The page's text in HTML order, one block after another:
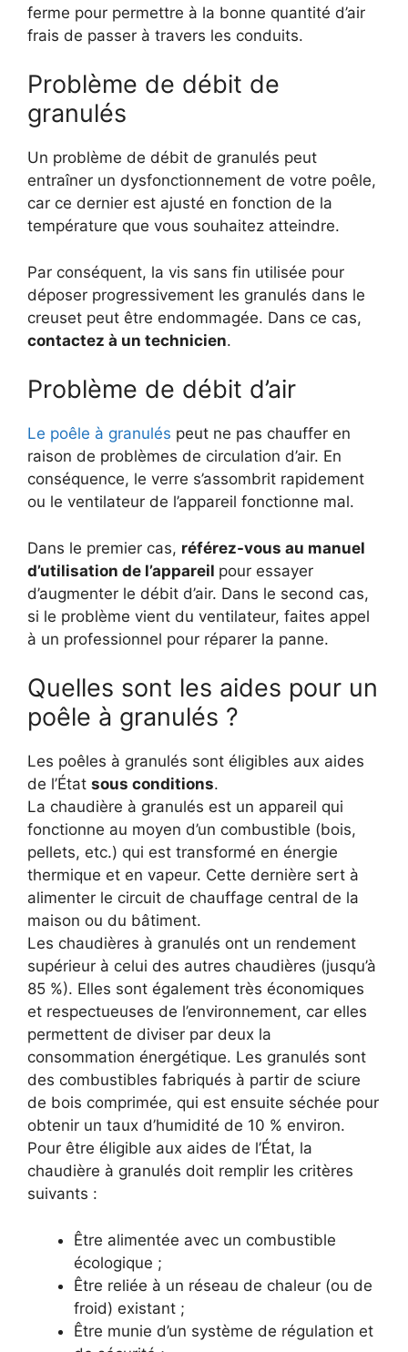
ferme pour permettre à la bonne quantité d’air
frais de passer à travers les conduits.
Problème de débit de
granulés
Un problème de débit de granulés peut
entraîner un dysfonctionnement de votre poêle,
car ce dernier est ajusté en fonction de la
température que vous souhaitez atteindre.
Par conséquent, la vis sans fin utilisée pour
déposer progressivement les granulés dans le
creuset peut être endommagée. Dans ce cas,
contactez à un technicien.
Problème de débit d’air
Le poêle à granulés peut ne pas chauffer en
raison de problèmes de circulation d’air. En
conséquence, le verre s’assombrit rapidement
ou le ventilateur de l’appareil fonctionne mal.
Dans le premier cas, référez-vous au manuel
d’utilisation de l’appareil pour essayer
d’augmenter le débit d’air. Dans le second cas,
si le problème vient du ventilateur, faites appel
à un professionnel pour réparer la panne.
Quelles sont les aides pour un
poêle à granulés ?
Les poêles à granulés sont éligibles aux aides
de l’État sous conditions.
La chaudière à granulés est un appareil qui
fonctionne au moyen d’un combustible (bois,
pellets, etc.) qui est transformé en énergie
thermique et en vapeur. Cette dernière sert à
alimenter le circuit de chauffage central de la
maison ou du bâtiment.
Les chaudières à granulés ont un rendement
supérieur à celui des autres chaudières (jusqu’à
85 %). Elles sont également très économiques
et respectueuses de l’environnement, car elles
permettent de diviser par deux la
consommation énergétique. Les granulés sont
des combustibles fabriqués à partir de sciure
de bois comprimée, qui est ensuite séchée pour
obtenir un taux d’humidité de 10 % environ.
Pour être éligible aux aides de l’État, la
chaudière à granulés doit remplir les critères
suivants :
Être alimentée avec un combustible
écologique ;
Être reliée à un réseau de chaleur (ou de
froid) existant ;
Être munie d’un système de régulation et